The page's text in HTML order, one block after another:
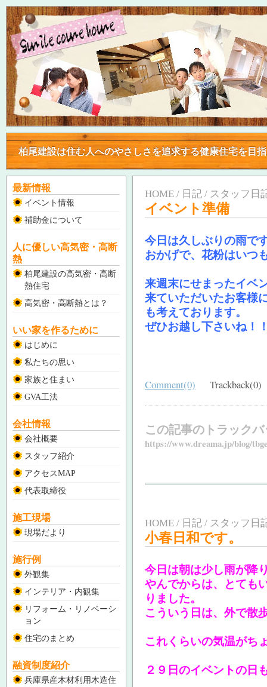
柏尾建設は住む人へのやさしさを追求する健康住宅を
柏尾建設は住む人へのやさしさを追求する健康住宅を
最新情報
イベント情報
補助金について
人に優しい高気密・高断
熱
柏尾建設の高気密・高断
熱住宅
高気密・高断熱とは？
いい家を作るために
はじめに
私たちの思い
家族と住まい
GVA工法
会社情報
会社概要
スタッフ紹介
アクセスMAP
代表取締役
施工現場
現場だより
施行例
外観集
インテリア・内観集
リフォーム・リノベーシ
ョン
住宅のまとめ
融資制度紹介
兵庫県産木材利用木造住
HOME / 日記 / スタッフ日
イベント準備
今日は久しぶりの雨で
おかげで、花粉はいつ
来週末にせまったイベ
来ていただいたお客様
も考えております。
ぜひお越し下さいね！
Comment(0) Trackback(0)
この記事のトラック
https://www.dreama.jp/blog/
HOME / 日記 / スタッフ日
小春日和です。
今日は朝は少し雨が降
やんでからは、とても
りました。
こういう日は、外で散
これくらいの気温がち
２９日のイベントの日